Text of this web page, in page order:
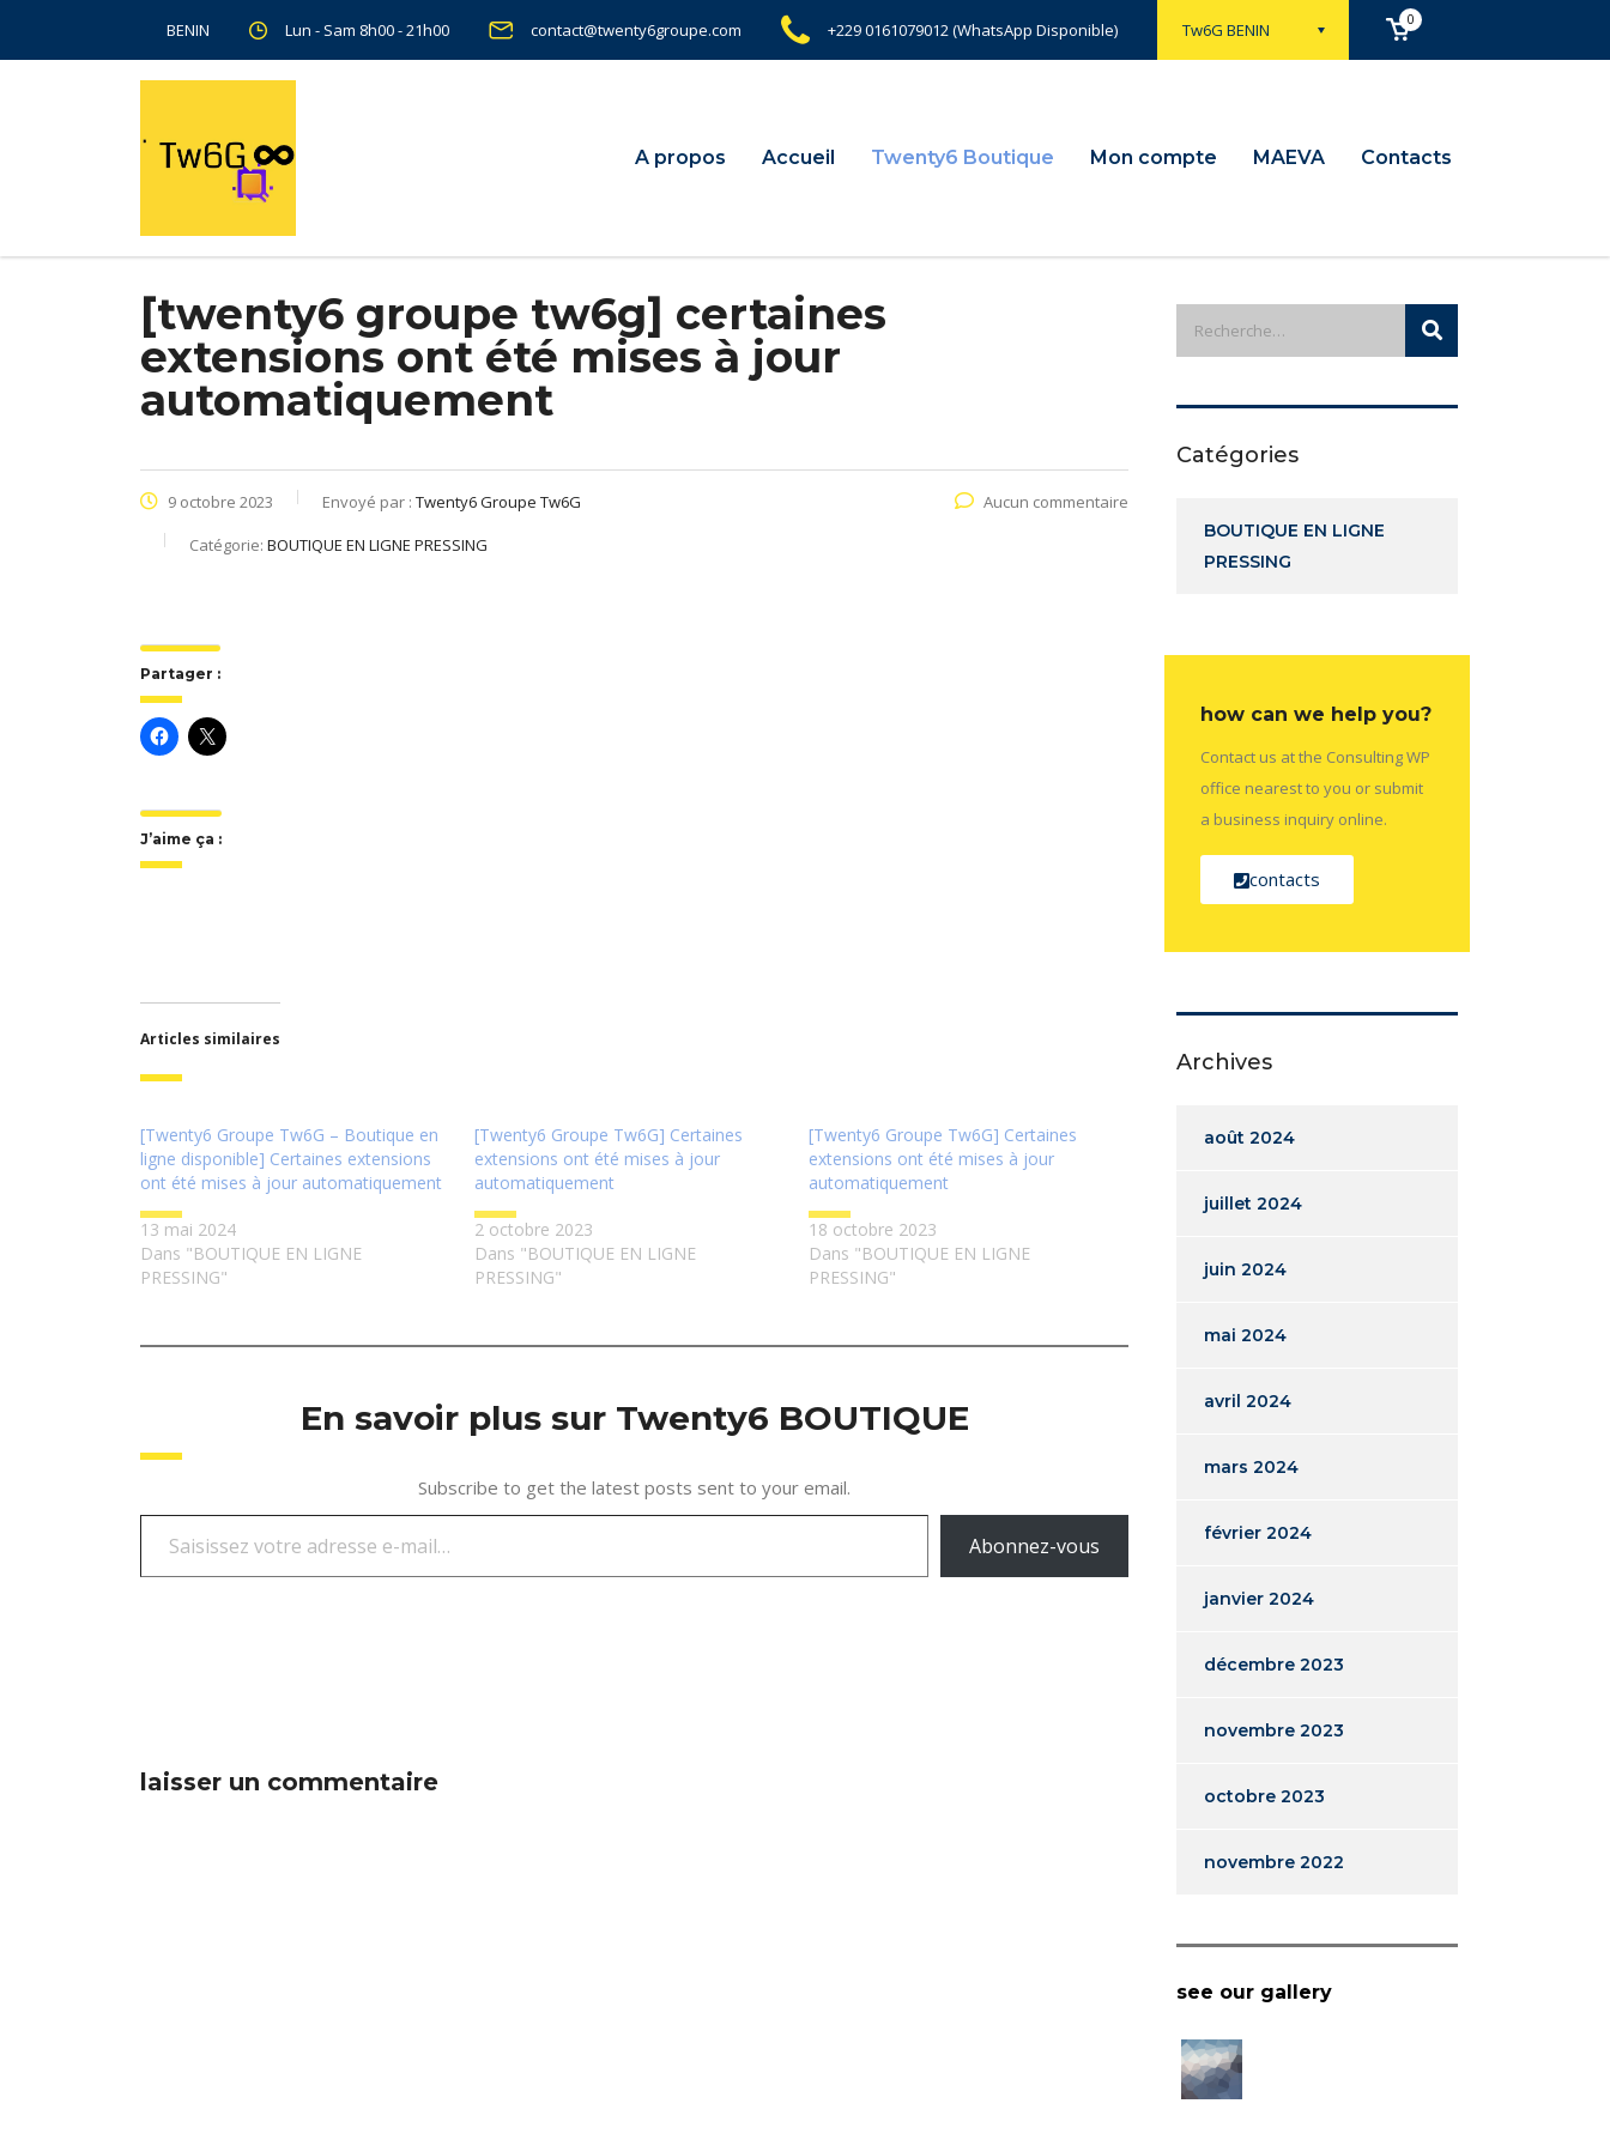
Tw6G BENIN
BENIN Lun - Sam 8h00 - 21h00 contact@twenty6groupe.com +229 0161079012 (WhatsApp Disponible) 0
A propos Accueil Twenty6 Boutique Mon compte MAEVA Contacts
[twenty6 groupe tw6g] certaines
extensions ont été mises à jour
automatiquement
9 octobre 2023 Envoyé par : Twenty6 Groupe Tw6G
Catégorie: BOUTIQUE EN LIGNE PRESSING
Aucun commentaire
Partager :
J’aime ça :
Articles similaires
[Twenty6 Groupe Tw6G – Boutique en
ligne disponible] Certaines extensions
ont été mises à jour automatiquement
13 mai 2024
Dans "BOUTIQUE EN LIGNE
PRESSING"
[Twenty6 Groupe Tw6G] Certaines
extensions ont été mises à jour
automatiquement
2 octobre 2023
Dans "BOUTIQUE EN LIGNE
PRESSING"
[Twenty6 Groupe Tw6G] Certaines
extensions ont été mises à jour
automatiquement
18 octobre 2023
Dans "BOUTIQUE EN LIGNE
PRESSING"
En savoir plus sur Twenty6 BOUTIQUE
Subscribe to get the latest posts sent to your email.
Abonnez-vous
laisser un commentaire
Catégories
BOUTIQUE EN LIGNE
PRESSING
how can we help you?
Contact us at the Consulting WP
office nearest to you or submit
a business inquiry online.
contacts
Archives
août 2024
juillet 2024
juin 2024
mai 2024
avril 2024
mars 2024
février 2024
janvier 2024
décembre 2023
novembre 2023
octobre 2023
novembre 2022
see our gallery